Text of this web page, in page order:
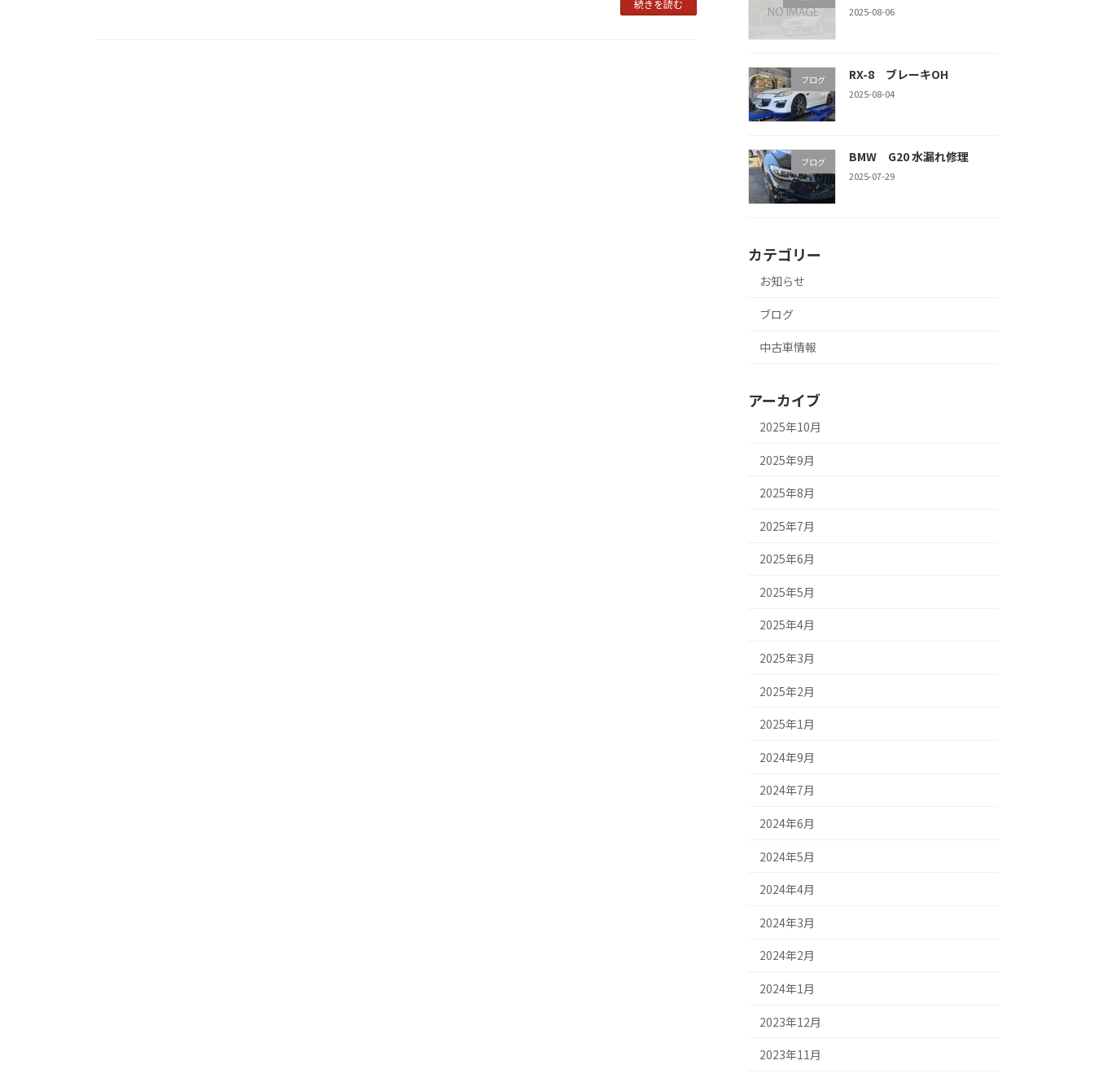
続きを読む
2025-08-06
ブログ RX-8 ブレーキOH
2025-08-04
ブログ BMW G20 水漏れ修理
2025-07-29
カテゴリー
お知らせ
ブログ
中古車情報
アーカイブ
2025年10月
2025年9月
2025年8月
2025年7月
2025年6月
2025年5月
2025年4月
2025年3月
2025年2月
2025年1月
2024年9月
2024年7月
2024年6月
2024年5月
2024年4月
2024年3月
2024年2月
2024年1月
2023年12月
2023年11月